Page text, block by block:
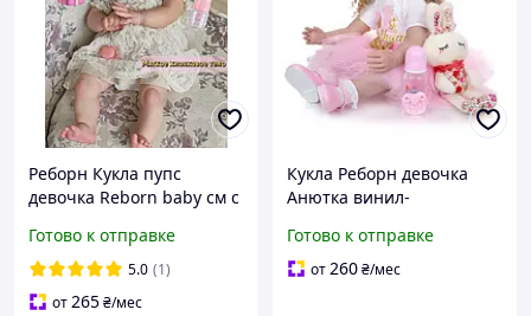
Реборн Кукла пупс
девочка Reborn baby см с
можно купать
водонепроницаемая с
мягким телом
Готово к отправке
5.0 (1)
от265₴/мес
Кукла Реборн девочка
Анютка винил-
см (М2056057)
Готово к отправке
от260₴/мес